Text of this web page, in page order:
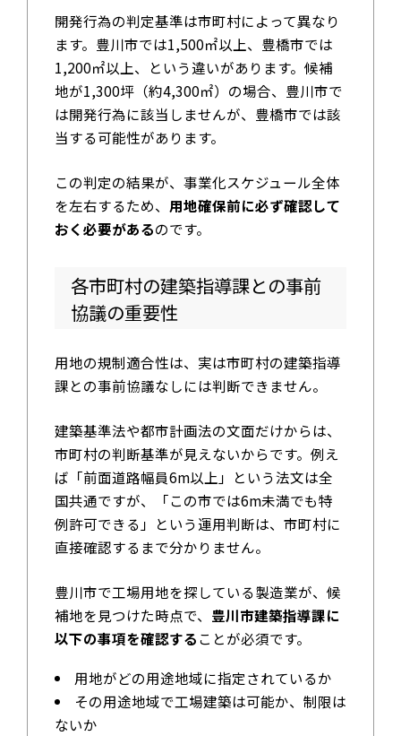
開発行為の判定基準は市町村によって異なり
ます。豊川市では1,500㎡以上、豊橋市では
1,200㎡以上、という違いがあります。候補
地が1,300坪（約4,300㎡）の場合、豊川市で
は開発行為に該当しませんが、豊橋市では該
当する可能性があります。
この判定の結果が、事業化スケジュール全体
を左右するため、 用地確保前に必ず確認して
おく必要があるのです。
各市町村の建築指導課との事前
協議の重要性
用地の規制適合性は、実は市町村の建築指導
課との事前協議なしには判断できません。
建築基準法や都市計画法の文面だけからは、
市町村の判断基準が見えないからです。例え
ば「前面道路幅員6m以上」という法文は全
国共通ですが、「この市では6m未満でも特
例許可できる」という運用判断は、市町村に
直接確認するまで分かりません。
豊川市で工場用地を探している製造業が、候
補地を見つけた時点で、 豊川市建築指導課に
以下の事項を確認することが必須です。
用地がどの用途地域に指定されているか
その用途地域で工場建築は可能か、制限は
ないか